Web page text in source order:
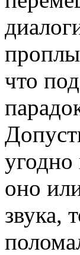
что
угодно
оно
звука,